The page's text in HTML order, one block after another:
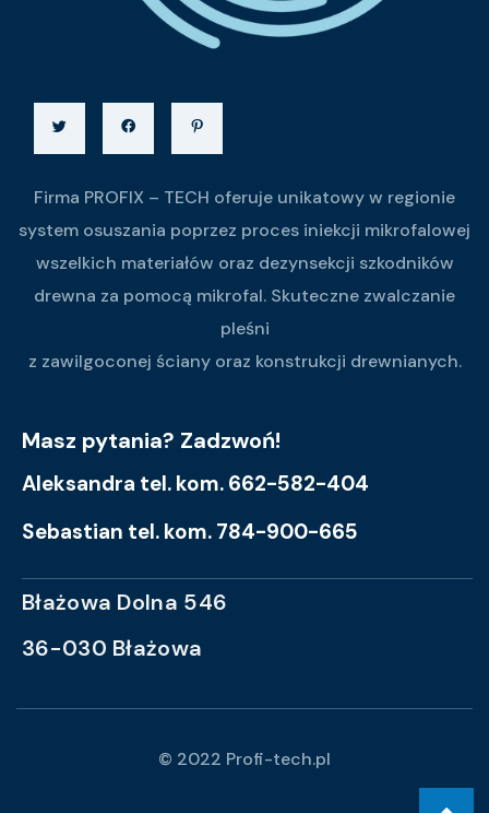
Firma PROFIX – TECH oferuje unikatowy w regionie
system osuszania poprzez proces iniekcji mikrofalowej
wszelkich materiałów oraz dezynsekcji szkodników
drewna za pomocą mikrofal. Skuteczne zwalczanie
pleśni
z zawilgoconej ściany oraz konstrukcji drewnianych.
Masz pytania? Zadzwoń!
Aleksandra tel. kom. 662-582-404
Sebastian tel. kom. 784-900-665
Błażowa Dolna 546
36-030 Błażowa
© 2022 Profi-tech.pl